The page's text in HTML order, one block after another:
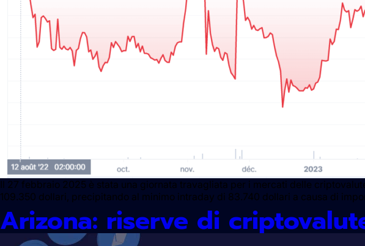
Il 27 febbraio 2025 è stata una giornata travagliata per i mercati delle
109.350 dollari, precipitando al minimo intraday di 83.740 dollari a causa di
Arizona: riserve di